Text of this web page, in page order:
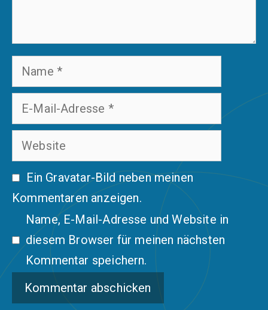
Name
E-
Mail-
Adresse
Website
Ein Gravatar-Bild neben meinen
Kommentaren anzeigen.
Name, E-Mail-Adresse und Website in
diesem Browser für meinen nächsten
Kommentar speichern.